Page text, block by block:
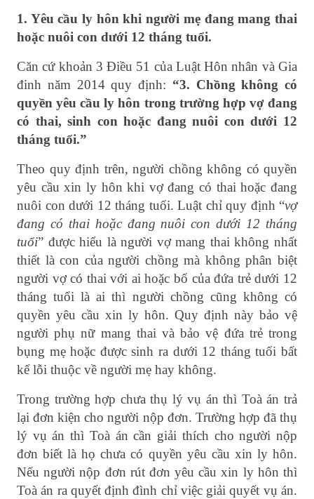
1. Yêu cầu ly hôn khi người mẹ đang mang thai
hoặc nuôi con dưới 12 tháng tuổi.
Căn cứ khoản 3 Điều 51 của Luật Hôn nhân và Gia
đinh năm 2014 quy định: “3. Chồng không có
quyền yêu cầu ly hôn trong trường hợp vợ đang
có thai, sinh con hoặc đang nuôi con dưới 12
tháng tuổi.”
Theo quy định trên, người chồng không có quyền
yêu cầu xin ly hôn khi vợ đang có thai hoặc đang
nuôi con dưới 12 tháng tuổi. Luật chỉ quy định “vợ
đang có thai hoặc đang nuôi con dưới 12 tháng
tuổi” được hiểu là người vợ mang thai không nhất
thiết là con của người chồng mà không phân biệt
người vợ có thai với ai hoặc bố của đứa trẻ dưới 12
tháng tuổi là ai thì người chồng cũng không có
quyền yêu cầu xin ly hôn. Quy định này bảo vệ
người phụ nữ mang thai và bảo vệ đứa trẻ trong
bụng mẹ hoặc được sinh ra dưới 12 tháng tuổi bất
kể lỗi thuộc về người mẹ hay không.
Trong trường hợp chưa thụ lý vụ án thì Toà án trả
lại đơn kiện cho người nộp đơn. Trường hợp đã thụ
lý vụ án thì Toà án cần giải thích cho người nộp
đơn biết là họ chưa có quyền yêu cầu xin ly hôn.
Nếu người nộp đơn rút đơn yêu cầu xin ly hôn thì
Toà án ra quyết định đình chỉ việc giải quyết vụ án.